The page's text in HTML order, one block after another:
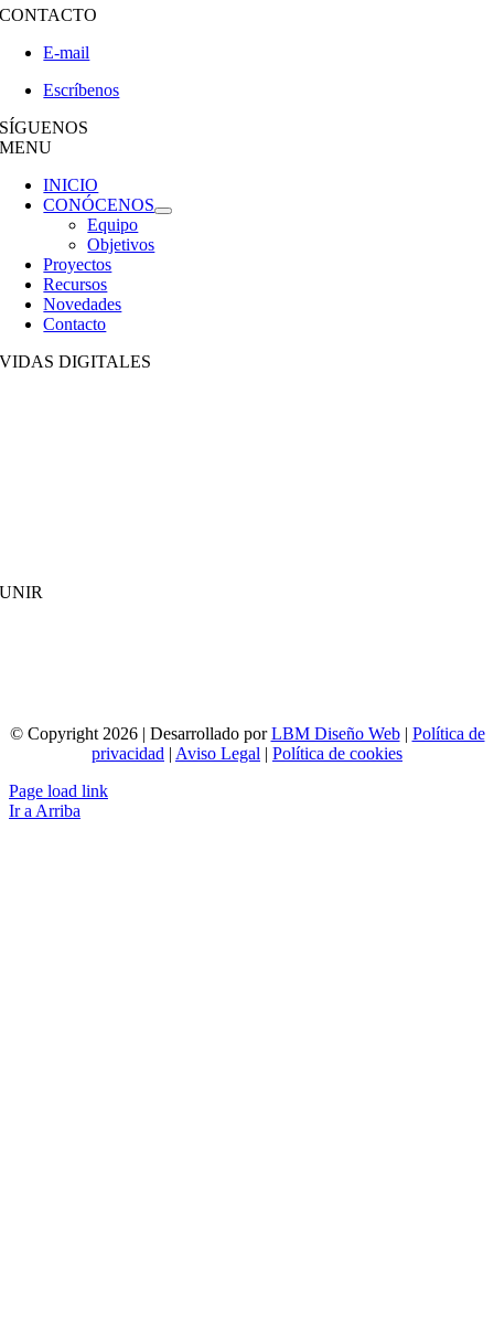
CONTACTO
E-mail
Escríbenos
SÍGUENOS
MENU
INICIO
CONÓCENOS
Equipo
Objetivos
Proyectos
Recursos
Novedades
Contacto
VIDAS DIGITALES
UNIR
© Copyright 2026 | Desarrollado porLBM Diseño Web| Política de
privacidad | Aviso Legal | Política de cookies
Page load link
Ir a Arriba